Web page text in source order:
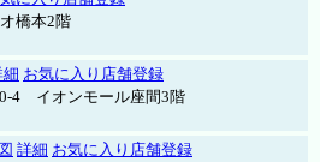
橋本2階
細 お気に入り店舗登録
4 イオンモール座間3階
詳細 お気に入り店舗登録